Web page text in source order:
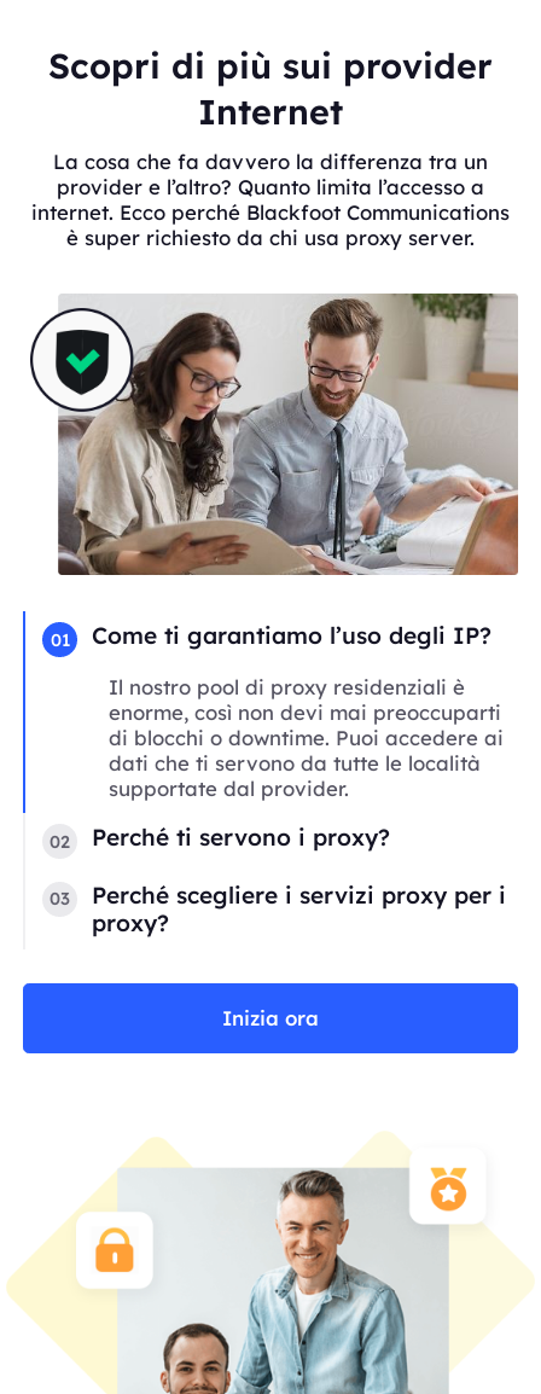
Scopri di più sui provider
Internet
La cosa che fa davvero la differenza tra un
provider e l’altro? Quanto limita l’accesso a
internet. Ecco perché Blackfoot Communications
è super richiesto da chi usa proxy server.
01 Come ti garantiamo l’uso degli IP?
Il nostro pool di proxy residenziali è
enorme, così non devi mai preoccuparti
di blocchi o downtime. Puoi accedere ai
dati che ti servono da tutte le località
supportate dal provider.
02 Perché ti servono i proxy?
03
Perché scegliere i servizi proxy per i
proxy?
Inizia ora